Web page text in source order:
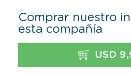
Comprar nuestro
esta compañía
USD